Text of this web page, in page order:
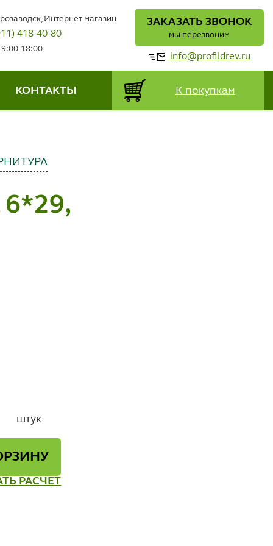
Интернет-магазин
418-40-80
9:00-18:00
ЗАКАЗАТЬ ЗВОНОК
мы перезвоним
info@profildrev.ru
КОНТАКТЫ К покупкам
6*29,
штук
РАСЧЕТ